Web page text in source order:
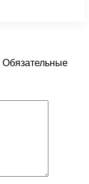
Обязательные